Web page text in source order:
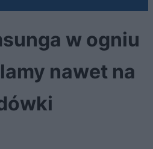
w ogniu
nawet na